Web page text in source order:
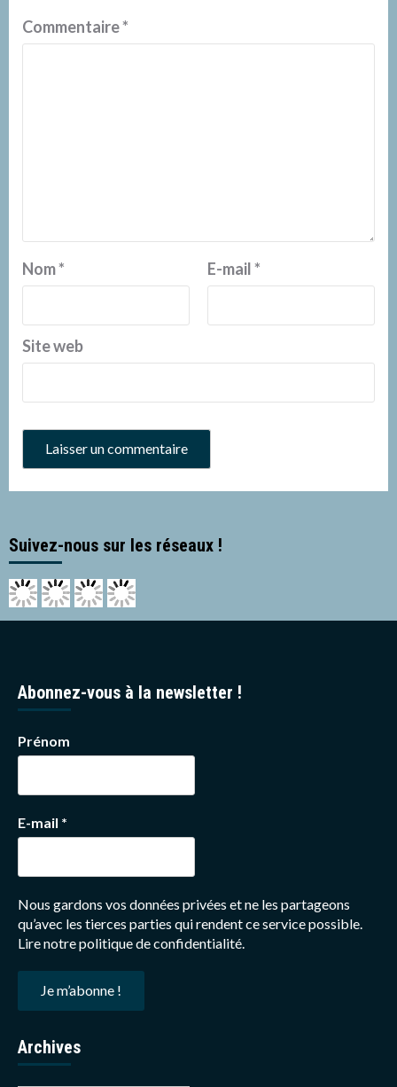
Commentaire*
Nom* E-mail*
Site web
Suivez-nous sur les réseaux !
Abonnez-vous à la newsletter !
Prénom
E-mail *
Nous gardons vos données privées et ne les partageons
qu’avec les tierces parties qui rendent ce service possible.
Lire notre politique de confidentialité.
Archives